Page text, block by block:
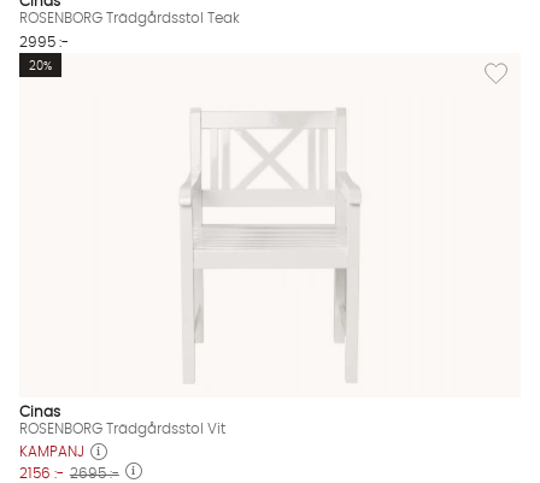
ROSENBORG Trädgårdsstol Teak
2995 :-
Lägg
20%
Cinas
ROSENBORG Trädgårdsstol Vit
KAMPANJ
2156 :- 2695 :-